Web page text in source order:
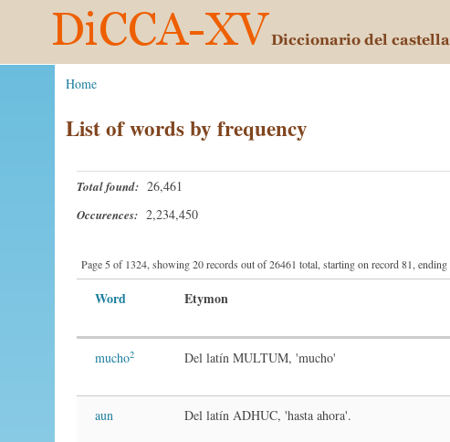
Home
List of words by frequency
Total found: 26,461
Occurences: 2,234,450
Page 5 of 1324, showing 20 records out of 26461 total, starting on record 81,
Word Etymon
mucho2 Del latín MULTUM, 'mucho'
aun Del latín ADHUC, 'hasta ahora'.